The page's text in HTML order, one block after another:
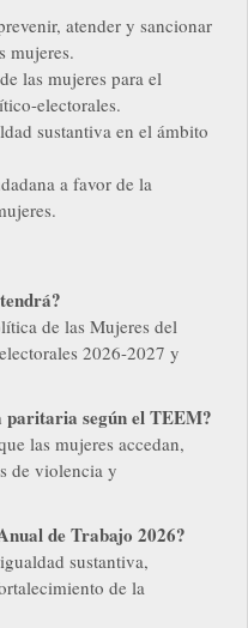
atender y sancionar
mujeres.
las mujeres para el
electorales.
sustantiva en el ámbito
a favor de la
de las Mujeres del
2026-2027 y
paritaria según el TEEM?
las mujeres accedan,
de violencia y
de Trabajo 2026?
sustantiva,
de la